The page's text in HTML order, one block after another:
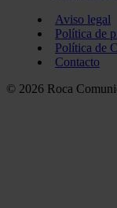
Aviso legal
Política de
Política de
Contacto
© 2026 Roca